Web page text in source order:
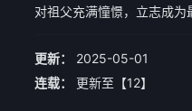
对祖父充满憧憬，立志成为
同寻常的努力，作为探索者
强之路。聚集同伙创造最强
更新：
2025-05-01
连载：
更新至【12】